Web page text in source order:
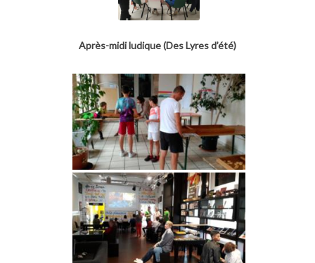
Après-midi ludique (Des Lyres d’été)